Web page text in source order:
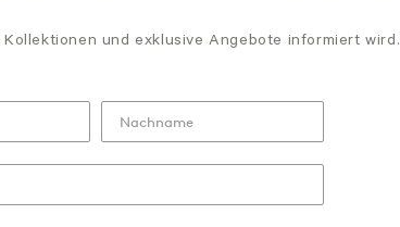
und exklusive Angebote informiert wird.